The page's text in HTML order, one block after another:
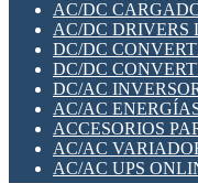
TARJETAS PI
UNIÓN Y
SWITCHES Y
SOLUCIONES IOT
SOLUCIONES
SOLUCIONES
SEGURIDAD
SWITCHES LAN
TELEFONÍA IP
VIGILANCIA IP
MESHTASTIC
AC/DC
AC/DC DRIVERS
DC/DC
DC/DC
DC/AC
AC/AC
ACCESORIOS
AC/AC
AC/AC UPS